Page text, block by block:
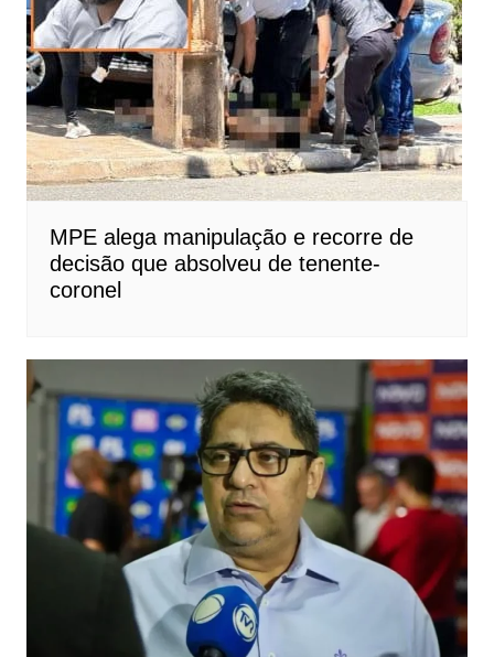
MPE alega manipulação e recorre de
decisão que absolveu de tenente-
coronel